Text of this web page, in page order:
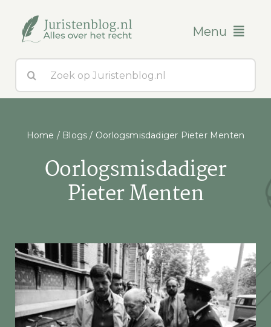
inhoud
Menu
Blogs
naar:
Home / Blogs / Oorlogsmisdadiger Pieter Menten
Oorlogsmisdadiger
Pieter Menten